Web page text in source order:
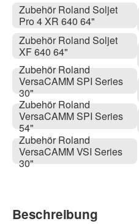
Zubehör Roland Soljet
Pro 4 XR 640 64"
Zubehör Roland Soljet
XF 640 64"
Zubehör Roland
VersaCAMM SPI Series
30"
Zubehör Roland
VersaCAMM SPI Series
54"
Zubehör Roland
VersaCAMM VSI Series
30"
Beschreibung